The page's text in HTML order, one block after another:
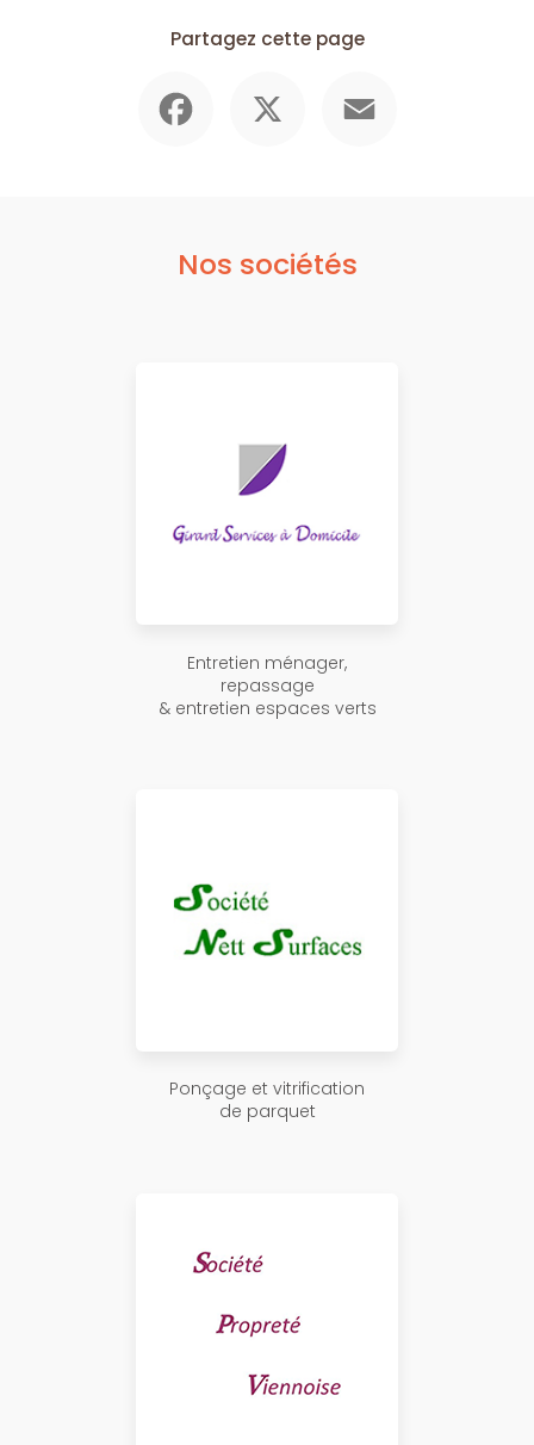
Partagez cette page
Nos sociétés
Entretien ménager,
repassage
& entretien espaces verts
Ponçage et vitrification
de parquet